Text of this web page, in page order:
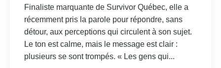
Finaliste marquante de Survivor Québec, elle a
récemment pris la parole pour répondre, sans
détour, aux perceptions qui circulent à son sujet.
Le ton est calme, mais le message est clair :
plusieurs se sont trompés. « Les gens qui...